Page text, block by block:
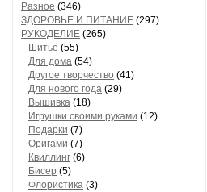
Разное (346)
ЗДОРОВЬЕ И ПИТАНИЕ (297)
РУКОДЕЛИЕ (265)
Шитье (55)
Для дома (54)
Другое творчество (41)
Для нового года (29)
Вышивка (18)
Игрушки своими руками (12)
Подарки (7)
Оригами (7)
Квиллинг (6)
Бисер (5)
Флористика (3)